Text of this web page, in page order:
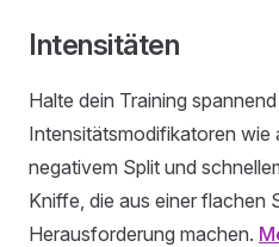
Intensitäten
Halte dein Training spannend
Intensitätsmodifikatoren wie
negativem Split und
Kniffe, die aus einer flachen
Herausforderung machen.